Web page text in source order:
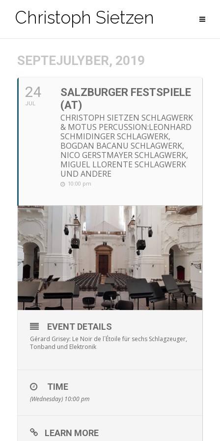
InhaltChristoph Sietzen
SEPTEJULYBER, 2019
24
JUL
SALZBURGER FESTSPIELE
(AT)
CHRISTOPH SIETZEN SCHLAGWERK
& MOTUS PERCUSSION:LEONHARD
SCHMIDINGER SCHLAGWERK,
BOGDAN BACANU SCHLAGWERK,
NICO GERSTMAYER SCHLAGWERK,
MIGUEL LLORENTE SCHLAGWERK
UND ANDERE
10:00 pm
EVENT DETAILS
Gérard Grisey: Le Noir de l´Étoile für sechs Schlagzeuger,
Tonband und Elektronik
TIME
(Wednesday) 10:00 pm
LEARN MORE